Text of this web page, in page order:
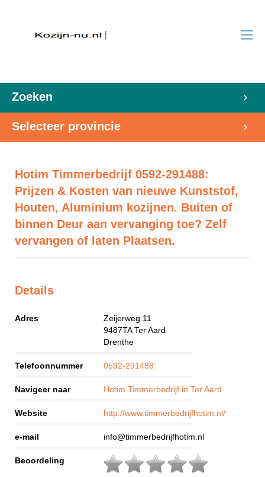
Zoeken
Selecteer provincie
Hotim Timmerbedrijf 0592-291488:
Prijzen & Kosten van nieuwe Kunststof,
Houten, Aluminium kozijnen. Buiten of
binnen Deur aan vervanging toe? Zelf
vervangen of laten Plaatsen.
Details
Adres
Zeijerweg 11
9487TA Ter Aard
Drenthe
Telefoonnummer 0592-291488
Navigeer naar Hotim Timmerbedrijf in Ter Aard
Website http://www.timmerbedrijfhotim.nl/
e-mail info@timmerbedrijfhotim.nl
Beoordeling